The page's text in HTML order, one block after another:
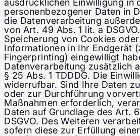
ausdrücklichen Einwilligung in
personenbezogener Daten in
die Datenverarbeitung
von Art. 49 Abs. 1 lit. a
Speicherung von Cookies
Informationen in Ihr Endgerät
Fingerprinting) eingewilligt
Datenverarbeitung zusätzlich
§ 25 Abs. 1 TDDDG. Die
widerrufbar. Sind Ihre Daten
oder zur Durchführung
Maßnahmen erforderlich,
Daten auf Grundlage des Art.
DSGVO. Des Weiteren
sofern diese zur Erfüllung